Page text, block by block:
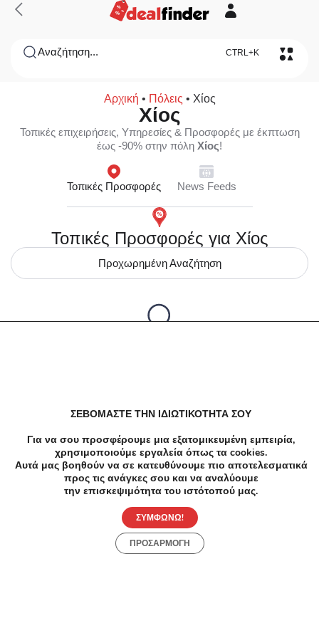
Αναζήτηση... CTRL+K
Αρχική • Πόλεις • Χίος
Χίος
Τοπικές επιχειρήσεις, Υπηρεσίες & Προσφορές με έκπτωση
έως -90% στην πόλη Χίος!
Τοπικές Προσφορές News Feeds
Τοπικές Προσφορές για Χίος
Προχωρημένη Αναζήτηση
Κατηγορίες Περιοχές
ΣΕΒΟΜΑΣΤΕ ΤΗΝ ΙΔΙΩΤΙΚΟΤΗΤΑ ΣΟΥ
Για να σου προσφέρουμε μια εξατομικευμένη εμπειρία,
χρησιμοποιούμε εργαλεία όπως τα cookies.
Αυτά μας βοηθούν να σε κατευθύνουμε πιο αποτελεσματικά
προς τις ανάγκες σου και να αναλύουμε
την επισκεψιμότητα του ιστότοπού μας.
ΣΥΜΦΩΝΩ!
ΠΡΟΣΑΡΜΟΓΗ